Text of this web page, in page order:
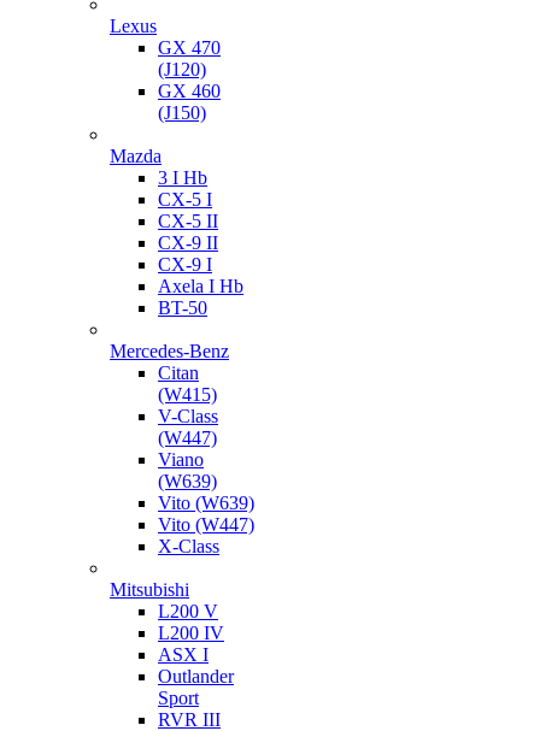
Lexus
GX 470
(J120)
GX 460
(J150)
Mazda
3 I Hb
CX-5 I
CX-5 II
CX-9 II
CX-9 I
Axela I Hb
BT-50
Mercedes-Benz
Citan
(W415)
V-Class
(W447)
Viano
(W639)
Vito (W639)
Vito (W447)
X-Class
Mitsubishi
L200 V
L200 IV
ASX I
Outlander
Sport
RVR III